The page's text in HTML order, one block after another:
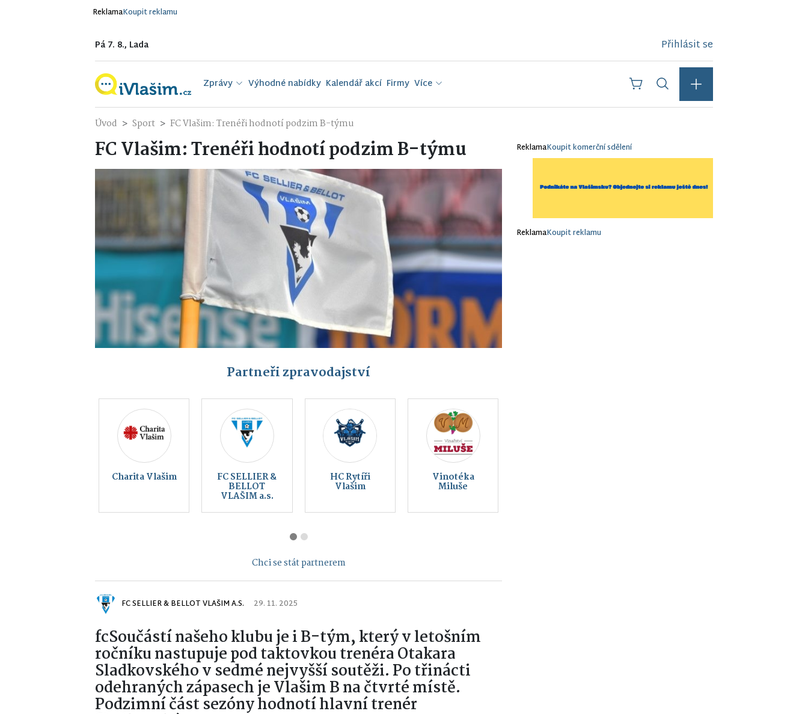
ReklamaKoupit reklamu
Pá 7. 8., Lada Přihlásit se
Zprávy Výhodné nabídky Kalendář akcí Firmy Více
Úvod Sport FC Vlašim: Trenéři hodnotí podzim B-týmu
FC Vlašim: Trenéři hodnotí podzim B-týmu
Partneři zpravodajství
Kraj blanických Český svaz
přírody Vlašim
Montessori
Vlašim z. s.
Chci se stát partnerem
FC SELLIER & BELLOT VLAŠIM A.S. 29. 11. 2025
fcSoučástí našeho klubu je i B-tým, který v letošním
ročníku nastupuje pod taktovkou trenéra Otakara
Sladkovského v sedmé nejvyšší soutěži. Po třinácti
odehraných zápasech je Vlašim B na čtvrté místě.
Podzimní část sezóny hodnotí hlavní trenér
ReklamaKoupit komerční sdělení
ReklamaKoupit reklamu